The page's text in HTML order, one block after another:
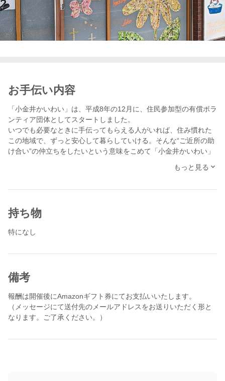
お手伝い内容
「小金井かいわい」は、平成8年の12月に、住民参加型の有償ボラ
ンティア団体としてスタートしました。
いつでも必要なときに手伝ってもらえる人がいれば、住み慣れた
この地域で、ずっと安心して暮らしていける。そんな“ご近所の助
け合い”の仲立ちをしたいという意味をこめて「小金井かいわい」
「ヘルパーの働きやすさをもっと皆様に知ってもらいたい！」
皆さんからの質問にお答えしたり、私から皆さんにご意見を伺っ
歓迎です。
ちょっとでも「気になる」と思ってくださった方、是非お気軽に
ご参加ください！
もっと見る
持ち物
特になし
備考
報酬は開催後にAmazonギフト券にてお支払いいたします。
（メッセージにて送付先のメールアドレスをお送りいただく形と
なります。ご了承ください。）